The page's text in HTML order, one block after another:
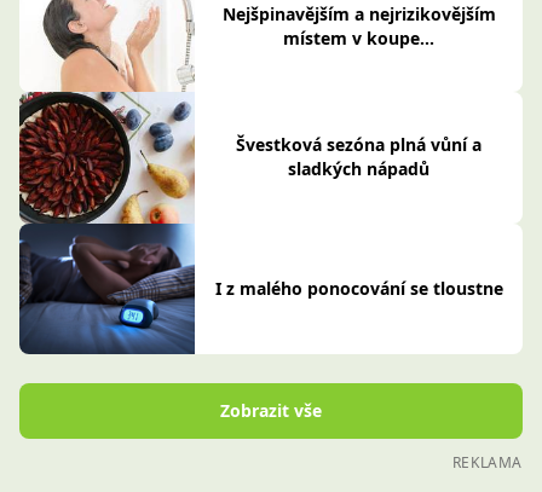
Nejšpinavějším a nejrizikovějším
místem v koupe...
Švestková sezóna plná vůní a
sladkých nápadů
I z malého ponocování se tloustne
Zobrazit vše
REKLAMA